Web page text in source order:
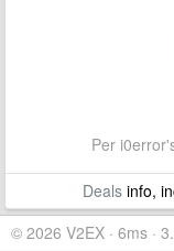
Per
Dealsinfo,
© 2026 V2EX · 6ms ·